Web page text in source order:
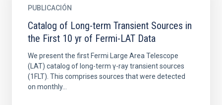
PUBLICACIÓN
Catalog of Long-term Transient Sources in
the First 10 yr of Fermi-LAT Data
We present the first Fermi Large Area Telescope
(LAT) catalog of long-term γ-ray transient sources
(1FLT). This comprises sources that were detected
on monthly...